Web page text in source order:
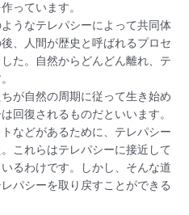
っています。
うなテレパシーによって共同体
、人間が歴史と呼ばれるプロセ
た。自然からどんどん離れ、テ
が自然の周期に従って生き始め
回復されるものだといいます。
などがあるために、テレパシー
これらはテレパシーに接近して
るわけです。しかし、そんな道
パシーを取り戻すことができる